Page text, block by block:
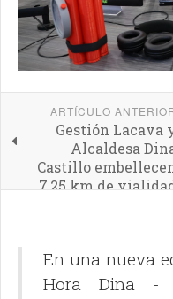
ARTÍCULO
Gestión Lacava
Alcaldesa
Castillo
7,25 km de
En una nueva
Hora Dina -